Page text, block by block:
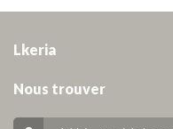
Lkeria
Nous trouver